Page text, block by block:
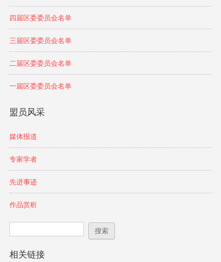
四届区委委员会名单
三届区委委员会名单
二届区委委员会名单
一届区委委员会名单
盟员风采
媒体报道
专家学者
先进事迹
作品赏析
搜索表单
相关链接